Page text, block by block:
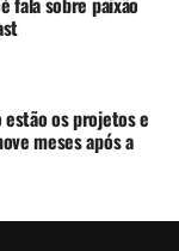
estão os projetos e
meses após a